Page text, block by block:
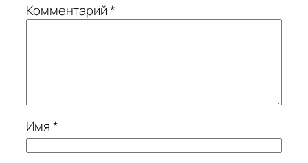
Комментарий*
Имя*